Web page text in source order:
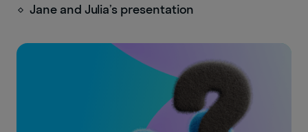
Jane and Julia’s presentation